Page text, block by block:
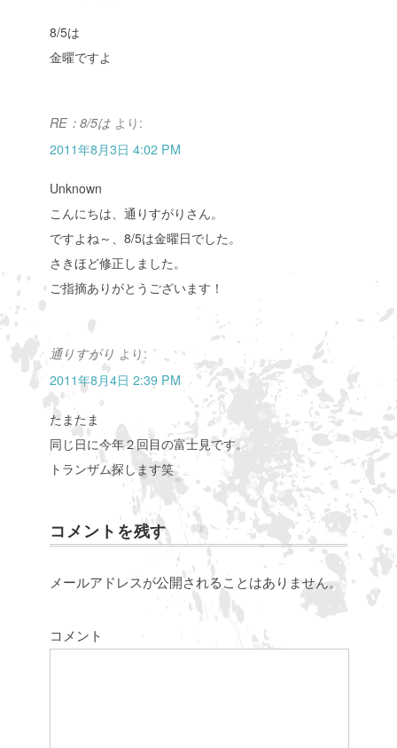
8/5は
金曜ですよ
RE：8/5は より:
2011年8月3日 4:02 PM
Unknown
こんにちは、通りすがりさん。
ですよね～、8/5は金曜日でした。
さきほど修正しました。
ご指摘ありがとうございます！
通りすがり より:
2011年8月4日 2:39 PM
たまたま
同じ日に今年２回目の富士見です。
トランザム探します笑
コメントを残す
メールアドレスが公開されることはありません。
コメント